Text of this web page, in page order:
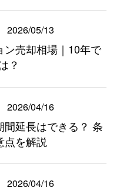
2026/05/13
ン売却相場｜10年で
？
2026/04/16
間延長はできる？ 条
点を解説
2026/04/16